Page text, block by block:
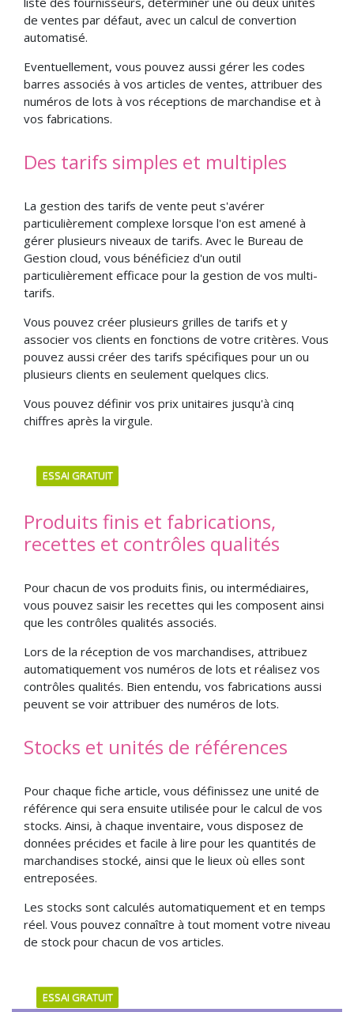
de ventes par défaut, avec un calcul de convertion
automatisé.
Eventuellement, vous pouvez aussi gérer les codes
barres associés à vos articles de ventes, attribuer des
numéros de lots à vos réceptions de marchandise et à
vos fabrications.
Des tarifs simples et multiples
La gestion des tarifs de vente peut s'avérer
particulièrement complexe lorsque l'on est amené à
gérer plusieurs niveaux de tarifs. Avec le Bureau de
Gestion cloud, vous bénéficiez d'un outil
particulièrement efficace pour la gestion de vos multi-
tarifs.
Vous pouvez créer plusieurs grilles de tarifs et y
associer vos clients en fonctions de votre critères. Vous
pouvez aussi créer des tarifs spécifiques pour un ou
plusieurs clients en seulement quelques clics.
Vous pouvez définir vos prix unitaires jusqu'à cinq
chiffres après la virgule.
ESSAI GRATUIT
Produits finis et fabrications,
recettes et contrôles qualités
Pour chacun de vos produits finis, ou intermédiaires,
vous pouvez saisir les recettes qui les composent ainsi
que les contrôles qualités associés.
Lors de la réception de vos marchandises, attribuez
automatiquement vos numéros de lots et réalisez vos
contrôles qualités. Bien entendu, vos fabrications aussi
peuvent se voir attribuer des numéros de lots.
Stocks et unités de références
Pour chaque fiche article, vous définissez une unité de
référence qui sera ensuite utilisée pour le calcul de vos
stocks. Ainsi, à chaque inventaire, vous disposez de
données précides et facile à lire pour les quantités de
marchandises stocké, ainsi que le lieux où elles sont
entreposées.
Les stocks sont calculés automatiquement et en temps
réel. Vous pouvez connaître à tout moment votre niveau
de stock pour chacun de vos articles.
ESSAI GRATUIT